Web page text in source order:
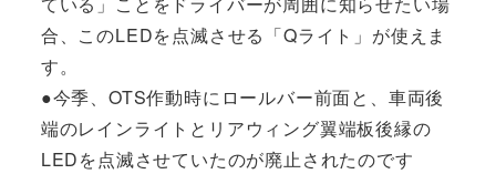
合、このLEDを点滅させる「Qライト」が使えま
す。
●今季、OTS作動時にロールバー前面と、車両後
端のレインライトとリアウィング翼端板後縁の
LEDを点滅させていたのが廃止されたのです